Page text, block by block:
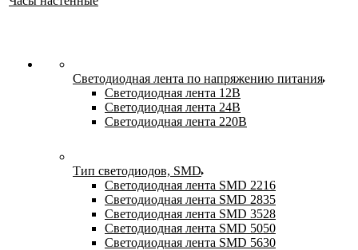
Светодиодная лента по напряжению питания
Светодиодная лента 12В
Светодиодная лента 24В
Светодиодная лента 220В
Тип светодиодов, SMD
Cветодиодная лента SMD 2216
Светодиодная лента SMD 2835
Светодиодная лента SMD 3528
Светодиодная лента SMD 5050
Светодиодная лента SMD 5630